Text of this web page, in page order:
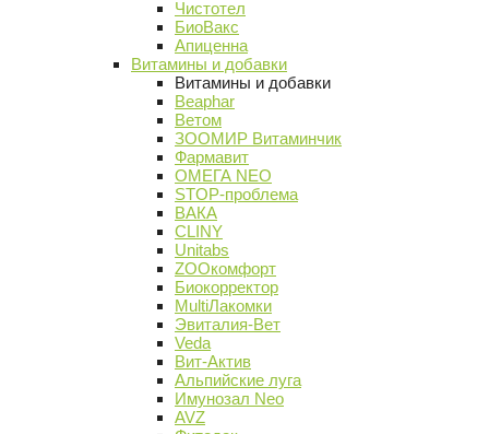
Чистотел
БиоВакс
Апиценна
Витамины и добавки
Витамины и добавки
Beaphar
Ветом
ЗООМИР Витаминчик
Фармавит
ОМЕГА NEO
STOP-проблема
ВАКА
CLINY
Unitabs
ZOOкомфорт
Биокорректор
MultiЛакомки
Эвиталия-Вет
Veda
Вит-Актив
Альпийские луга
Имунозал Neo
AVZ